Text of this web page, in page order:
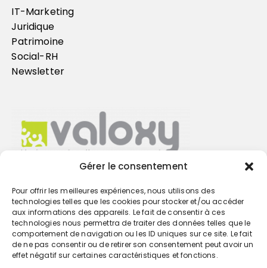
Gérer le consentement
Pour offrir les meilleures expériences, nous utilisons des
technologies telles que les cookies pour stocker et/ou accéder
aux informations des appareils. Le fait de consentir à ces
technologies nous permettra de traiter des données telles que le
comportement de navigation ou les ID uniques sur ce site. Le fait
de ne pas consentir ou de retirer son consentement peut avoir un
effet négatif sur certaines caractéristiques et fonctions.
IT-Marketing
Juridique
Patrimoine
Social-RH
Newsletter
Trouvez votre cabinet
GO